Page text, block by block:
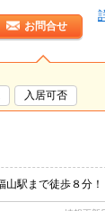
お問合せ
入居可否